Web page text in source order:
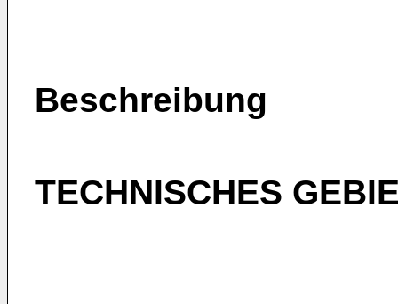
Beschreibung
TECHNISCHES